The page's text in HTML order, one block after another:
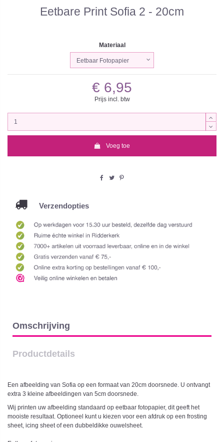
Eetbare Print Sofia 2 - 20cm
Materiaal
€ 6,95
Prijs incl. btw
Voeg toe
Verzendopties
Omschrijving
Productdetails
Een afbeelding van Sofia op een formaat van 20cm doorsnede. U ontvangt
extra 3 kleine afbeeldingen van 5cm doorsnede.
Wij printen uw afbeelding standaard op eetbaar fotopapier, dit geeft het
mooiste resultaat. Optioneel kunt u kiezen voor een afdruk op een frosting
sheet, icing sheet of een dubbeldikke ouwelsheet.